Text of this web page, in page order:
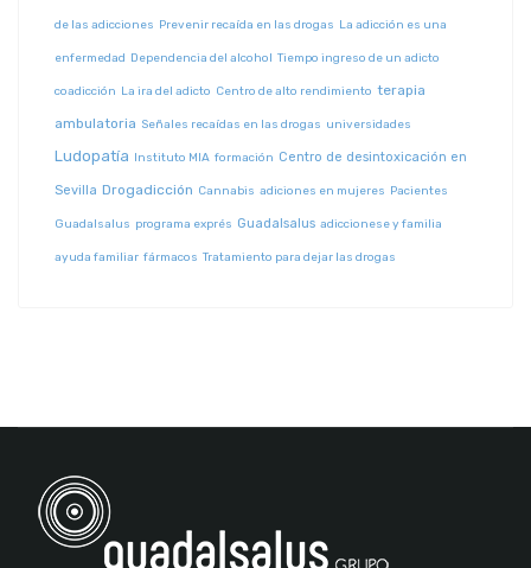
de las adicciones Prevenir recaída en las drogas La adicción es una
enfermedad Dependencia del alcohol Tiempo ingreso de un adicto
coadicción La ira del adicto Centro de alto rendimiento terapia
ambulatoria Señales recaídas en las drogas universidades
Ludopatía Instituto MIA formación Centro de desintoxicación en
Sevilla Drogadicción Cannabis adiciones en mujeres Pacientes
Guadalsalus programa exprés Guadalsalus adiccionese y familia
ayuda familiar fármacos Tratamiento para dejar las drogas